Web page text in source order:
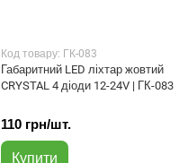
Код товару: ГК-083
Габаритний LED ліхтар жовтий
CRYSTAL 4 діоди 12-24V | ГК-083
110 грн/шт.
Купити